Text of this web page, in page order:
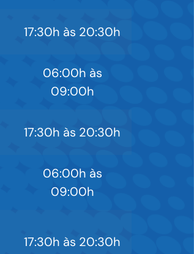
17:30h às 20:30h
06:00h às
09:00h
17:30h às 20:30h
06:00h às
09:00h
17:30h às 20:30h